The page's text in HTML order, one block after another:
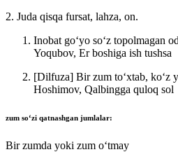
2. Juda qisqa fursat, lahza, on.
Inobat goʻyo soʻz topolmagan
Yoqubov, Er boshiga ish tushsa
[Dilfuza] Bir zum toʻxtab, koʻz
Hoshimov, Qalbingga quloq sol
zum soʻzi qatnashgan jumlalar:
Bir zumda yoki zum oʻtmay